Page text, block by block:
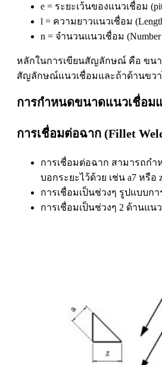
e = ระยะเว้นของแนวเชื่อม
l = ความยาวแนวเชื่อม
n = จำนวนแนวเชื่อม (Number
หลักในการเขียนสัญลักษณ์ คือ ขนา
สัญลักษณ์แนวเชื่อมและถ้าด้านขวา
การกำหนดขนาดแนวเชื่อม
การเชื่อมต่อฉาก (Fillet
การเชื่อมต่อฉาก สามารถกำ
บอกระยะไว้ด้วย เช่น a7 หรือ
การเชื่อมเป็นช่วงๆ รูปแบบ
การเชื่อมเป็นช่วงๆ 2 ด้านแ